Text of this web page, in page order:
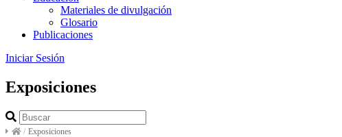
Materiales de divulgación
Glosario
Publicaciones
Iniciar Sesión
Exposiciones
/ Exposiciones